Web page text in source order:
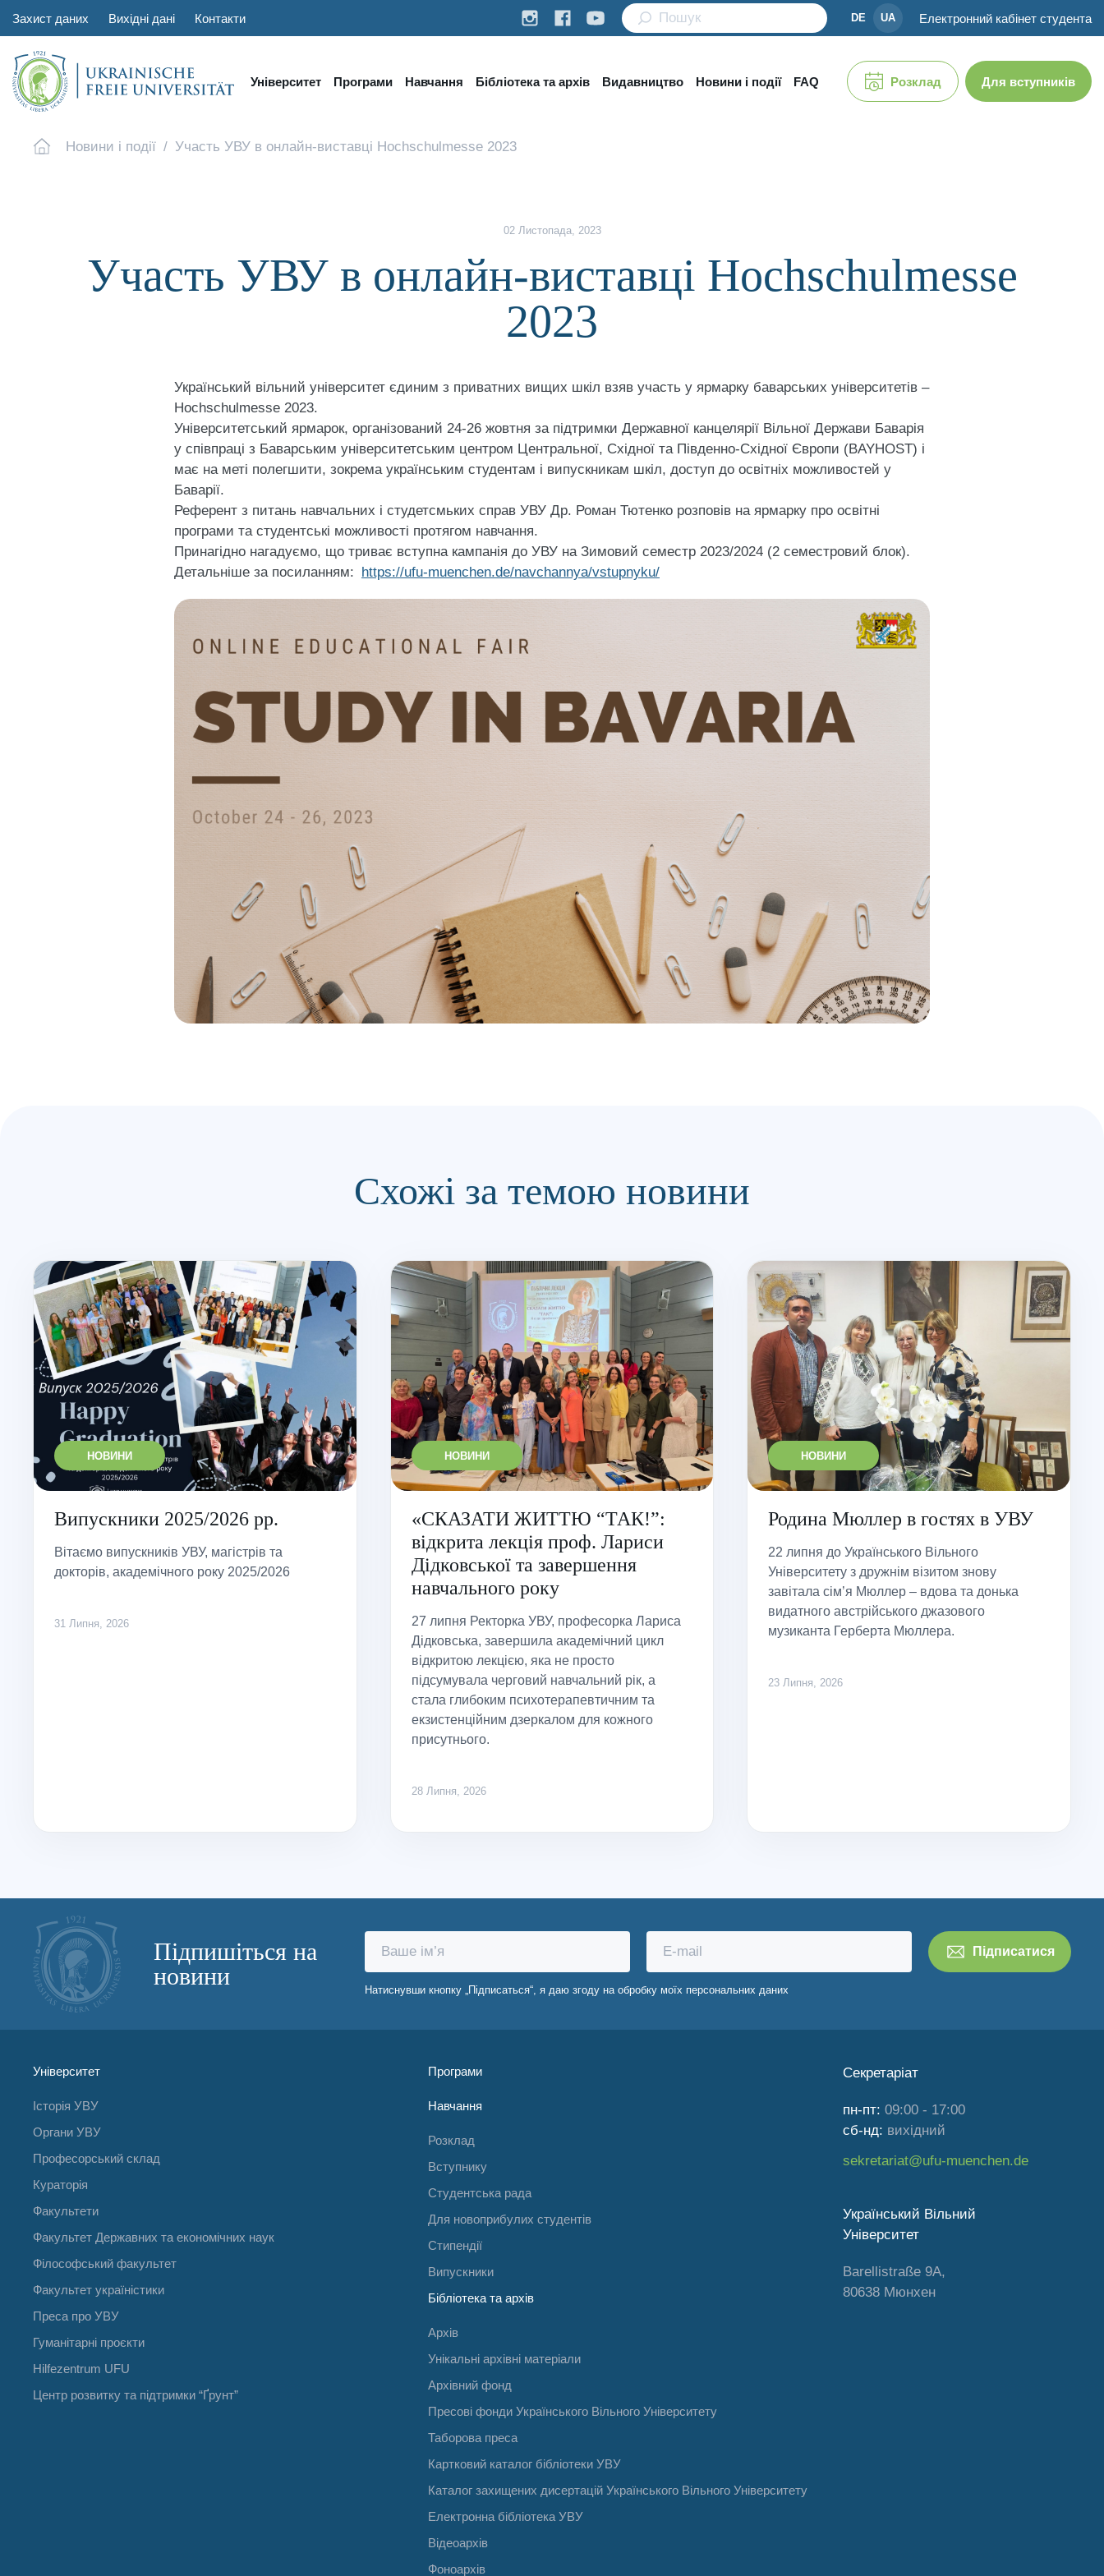
Захист даних Вихідні дані Контакти DE UA Електронний кабінет студента
Університет Програми Навчання Бібліотека та архів Видавництво Новини і події FAQ Розклад Для вступників
Новини і події Участь УВУ в онлайн-виставці Hochschulmesse 2023
02 Листопада, 2023
Участь УВУ в онлайн-виставці Hochschulmesse
2023
Український вільний університет єдиним з приватних вищих шкіл взяв участь у ярмарку баварських університетів –
Hochschulmesse 2023.
Університетський ярмарок, організований 24-26 жовтня за підтримки Державної канцелярії Вільної Держави Баварія
у співпраці з Баварським університетським центром Центральної, Східної та Південно-Східної Європи (BAYHOST) і
має на меті полегшити, зокрема українським студентам і випускникам шкіл, доступ до освітніх можливостей у
Баварії.
Референт з питань навчальних і студетсмьких справ УВУ Др. Роман Тютенко розповів на ярмарку про освітні
програми та студентські можливості протягом навчання.
Принагідно нагадуємо, що триває вступна кампанія до УВУ на Зимовий семестр 2023/2024 (2 семестровий блок).
Детальніше за посиланням: https://ufu-muenchen.de/navchannya/vstupnyku/
Схожі за темою новини
НОВИНИ
Випускники 2025/2026 рр.
Вітаємо випускників УВУ, магістрів та
докторів, академічного року 2025/2026
31 Липня, 2026
НОВИНИ
«СКАЗАТИ ЖИТТЮ “ТАК!”:
відкрита лекція проф. Лариси
Дідковської та завершення
навчального року
27 липня Ректорка УВУ, професорка Лариса
Дідковська, завершила академічний цикл
відкритою лекцією, яка не просто
підсумувала черговий навчальний рік, а
стала глибоким психотерапевтичним та
екзистенційним дзеркалом для кожного
присутнього.
28 Липня, 2026
НОВИНИ
Родина Мюллер в гостях в УВУ
22 липня до Українського Вільного
Університету з дружнім візитом знову
завітала сім’я Мюллер – вдова та донька
видатного австрійського джазового
музиканта Герберта Мюллера.
23 Липня, 2026
Підпишіться на
новини
Натиснувши кнопку „Підписаться“, я даю згоду на обробку моїх персональних даних
Університет
Історія УВУ
Органи УВУ
Професорський склад
Кураторія
Факультети
Факультет Державних та економічних наук
Філософський факультет
Факультет україністики
Преса про УВУ
Гуманітарні проєкти
Hilfezentrum UFU
Центр розвитку та підтримки “Ґрунт”
Програми
Навчання
Розклад
Вступнику
Студентська рада
Для новоприбулих студентів
Стипендії
Випускники
Бібліотека та архів
Архів
Унікальні архівні матеріали
Архівний фонд
Пресові фонди Українського Вільного Університету
Таборова преса
Картковий каталог бібліотеки УВУ
Каталог захищених дисертацій Українського Вільного Університету
Електронна бібліотека УВУ
Відеоархів
Фоноархів
Секретаріат
пн-пт: 09:00 - 17:00
сб-нд: вихідний
sekretariat@ufu-muenchen.de
Український Вільний
Університет
Barellistraße 9A,
80638 Мюнхен